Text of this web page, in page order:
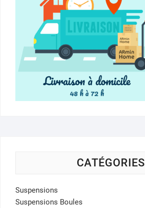
CATÉGORIES
Suspensions
Suspensions Boules